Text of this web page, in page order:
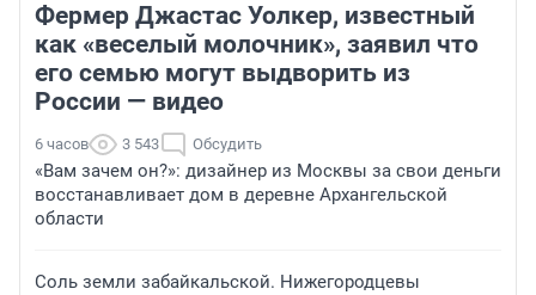
Фермер Джастас Уолкер, известный
как «веселый молочник», заявил что
его семью могут выдворить из
России — видео
6 часов 3 543 Обсудить
«Вам зачем он?»: дизайнер из Москвы за свои деньги
восстанавливает дом в деревне Архангельской
области
Соль земли забайкальской. Нижегородцевы